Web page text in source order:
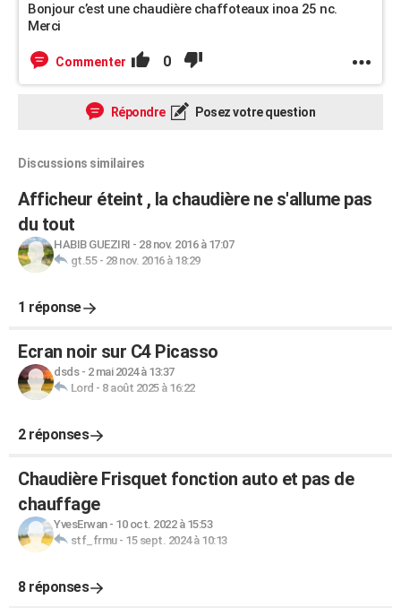
Bonjour c’est une chaudière chaffoteaux inoa 25 nc.
Merci
Commenter 0
Répondre Posez votre question
Discussions similaires
Afficheur éteint , la chaudière ne s'allume pas
du tout
HABIB GUEZIRI - 28 nov. 2016 à 17:07
gt.55- 28 nov. 2016 à 18:29
1 réponse
Ecran noir sur C4 Picasso
dsds- 2 mai 2024 à 13:37
Lord - 8 août 2025 à 16:22
2 réponses
Chaudière Frisquet fonction auto et pas de
chauffage
YvesErwan- 10 oct. 2022 à 15:53
stf_frmu- 15 sept. 2024 à 10:13
8 réponses